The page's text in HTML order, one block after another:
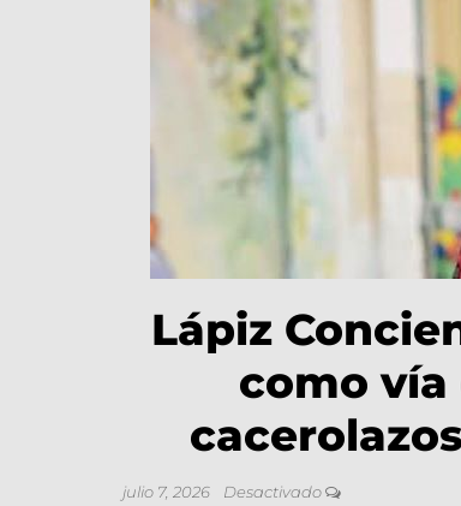
Lápiz
como vía
julio 7, 2026 Desactivado